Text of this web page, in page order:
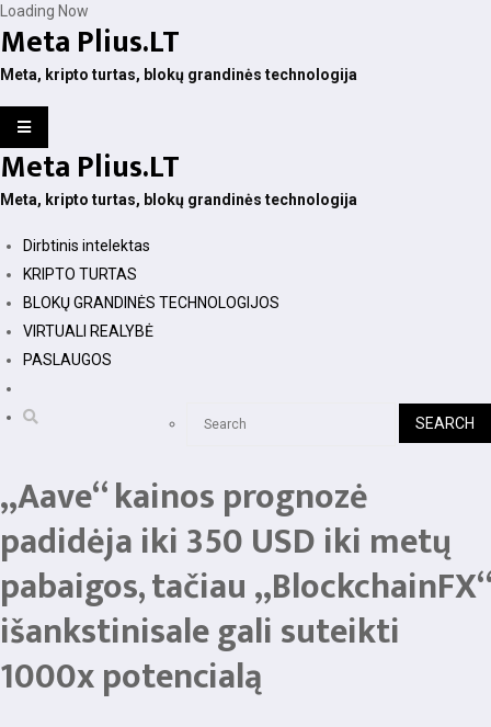
Skip
to
content
Loading Now
Meta Plius.LT
Meta, kripto turtas, blokų grandinės technologija
Meta Plius.LT
Meta, kripto turtas, blokų grandinės technologija
Dirbtinis intelektas
KRIPTO TURTAS
BLOKŲ GRANDINĖS TECHNOLOGIJOS
VIRTUALI REALYBĖ
PASLAUGOS
„Aave“ kainos prognozė
padidėja iki 350 USD iki metų
pabaigos, tačiau „BlockchainFX“
išankstinisale gali suteikti
1000x potencialą